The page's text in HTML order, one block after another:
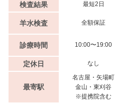
検査結果 最短2日
羊水検査 全額保証
診療時間 10:00〜19:00
定休日 なし
最寄駅
名古屋・矢場町
金山・東刈谷
※提携院含む